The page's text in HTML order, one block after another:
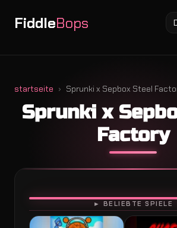
FiddleBops
Fiddlebops Mod
Incredibox Mod
startseite Sprunki x Sepbox Steel
Sprunki x
Factory
► BELIEBTE SPIELE
SPIELEN